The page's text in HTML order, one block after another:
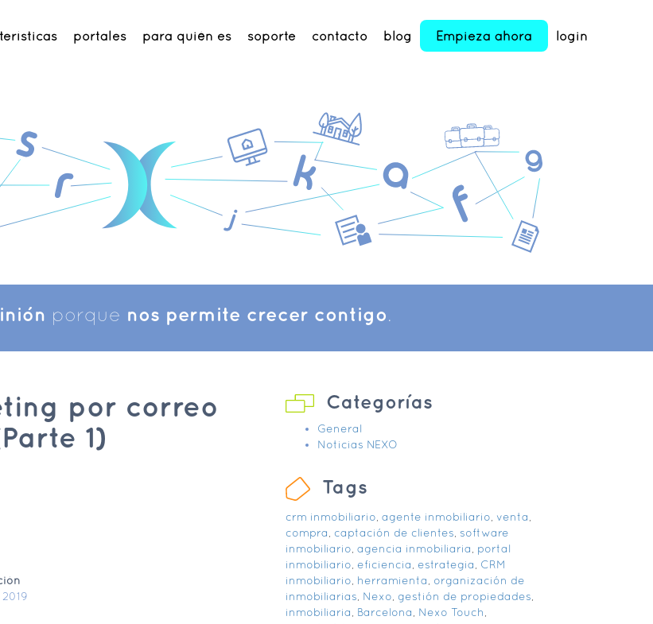
Empieza ahora login
portales para quién es soporte contacto blog
porque nos permite crecer contigo.
por correo
1)
Categorías
General
Noticias NEXO
Tags
crm inmobiliario, agente inmobiliario, venta,
compra, captación de clientes, software
inmobiliario, agencia inmobiliaria, portal
inmobiliario, eficiencia, estrategia, CRM
inmobiliario, herramienta, organización de
inmobiliarias, Nexo, gestión de propiedades,
inmobiliaria, Barcelona, Nexo Touch,